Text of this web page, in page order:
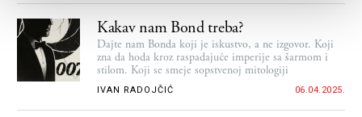
Kakav nam Bond treba?
Dajte nam Bonda koji je iskustvo, a ne izgovor. Koji
zna da hoda kroz raspadajuće imperije sa šarmom i
stilom. Koji se smeje sopstvenoj mitologiji
IVAN RADOJČIĆ 06.04.2025.